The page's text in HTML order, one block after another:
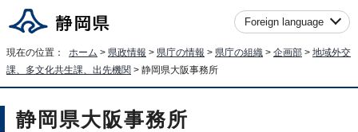
Foreign language
現在の位置： ホーム > 県政情報 > 県庁の情報 > 県庁の組織 > 企画部 > 地域外交
課、多文化共生課、出先機関 > 静岡県大阪事務所
静岡県大阪事務所